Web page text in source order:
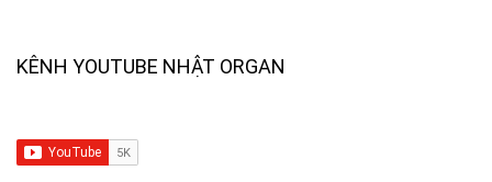
KÊNH YOUTUBE NHẬT ORGAN